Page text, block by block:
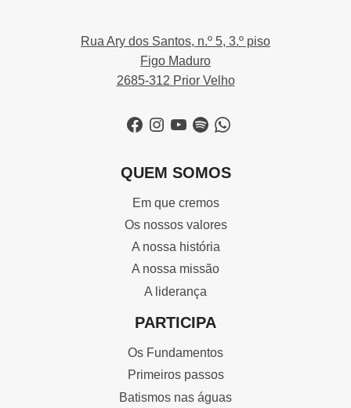
Rua Ary dos Santos, n.º 5, 3.º piso
Figo Maduro
2685-312 Prior Velho
Facebook
Instagram
YouTube
SpotifyWhatsApp
QUEM SOMOS
Em que cremos
Os nossos valores
A nossa história
A nossa missão
A liderança
PARTICIPA
Os Fundamentos
Primeiros passos
Batismos nas águas